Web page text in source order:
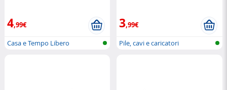
4,99€
Casa e Tempo Libero
3,99€
Pile, cavi e caricatori